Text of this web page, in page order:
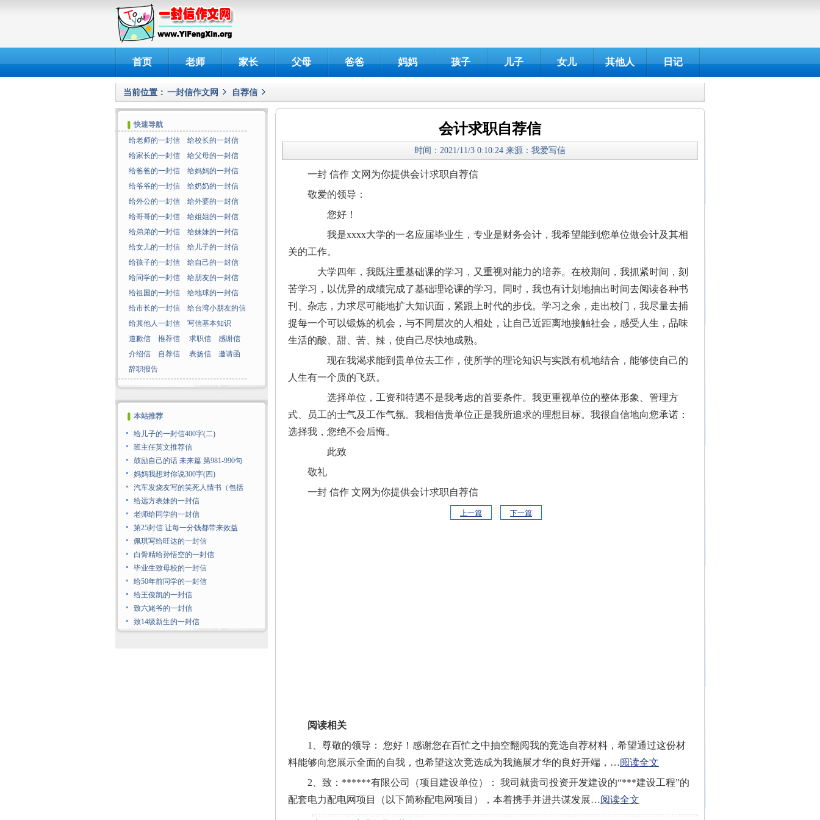
首页 老师 家长 父母 爸爸 妈妈 孩子 儿子 女儿 其他人 日记
当前位置： 一封信作文网 自荐信
会计求职自荐信
时间：2021/11/3 0:10:24 来源：我爱写信
一封 信作 文网为你提供会计求职自荐信
敬爱的领导：
您好！
我是xxxx大学的一名应届毕业生，专业是财务会计，我希望能到您单位做会计及其相
关的工作。
大学四年，我既注重基础课的学习，又重视对能力的培养。在校期间，我抓紧时间，刻
苦学习，以优异的成绩完成了基础理论课的学习。同时，我也有计划地抽出时间去阅读各种书
刊、杂志，力求尽可能地扩大知识面，紧跟上时代的步伐。学习之余，走出校门，我尽量去捕
捉每一个可以锻炼的机会，与不同层次的人相处，让自己近距离地接触社会，感受人生，品味
生活的酸、甜、苦、辣，使自己尽快地成熟。
现在我渴求能到贵单位去工作，使所学的理论知识与实践有机地结合，能够使自己的
人生有一个质的飞跃。
选择单位，工资和待遇不是我考虑的首要条件。我更重视单位的整体形象、管理方
式、员工的士气及工作气氛。我相信贵单位正是我所追求的理想目标。我很自信地向您承诺：
选择我，您绝不会后悔。
此致
敬礼
一封 信作 文网为你提供会计求职自荐信
上一篇 下一篇
阅读相关
1、尊敬的领导： 您好！感谢您在百忙之中抽空翻阅我的竞选自荐材料，希望通过这份材
料能够向您展示全面的自我，也希望这次竞选成为我施展才华的良好开端，…阅读全文
2、致：******有限公司（项目建设单位）： 我司就贵司投资开发建设的“***建设工程”的
配套电力配电网项目（以下简称配电网项目），本着携手并进共谋发展…阅读全文
快速导航
给老师的一封信
给校长的一封信
给家长的一封信
给父母的一封信
给爸爸的一封信
给妈妈的一封信
给爷爷的一封信
给奶奶的一封信
给外公的一封信
给外婆的一封信
给哥哥的一封信
给姐姐的一封信
给弟弟的一封信
给妹妹的一封信
给女儿的一封信
给儿子的一封信
给孩子的一封信
给自己的一封信
给同学的一封信
给朋友的一封信
给祖国的一封信
给地球的一封信
给市长的一封信
给台湾小朋友的信
给其他人一封信
写信基本知识
道歉信
推荐信 求职信
感谢信
介绍信
自荐信 表扬信
邀请函
辞职报告
本站推荐
给儿子的一封信400字(二)
班主任英文推荐信
鼓励自己的话 未来篇 第981-990句
妈妈我想对你说300字(四)
汽车发烧友写的笑死人情书（包括
给远方表妹的一封信
老师给同学的一封信
第25封信 让每一分钱都带来效益
佩琪写给旺达的一封信
白骨精给孙悟空的一封信
毕业生致母校的一封信
给50年前同学的一封信
给王俊凯的一封信
致六姥爷的一封信
致14级新生的一封信